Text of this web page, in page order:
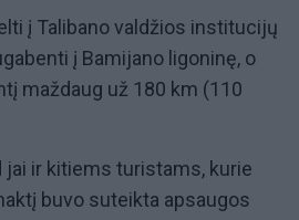
į Talibano valdžios institucijų
į Bamijano ligoninę, o
maždaug už 180 km (110
jai ir kitiems turistams, kurie
buvo suteikta apsaugos